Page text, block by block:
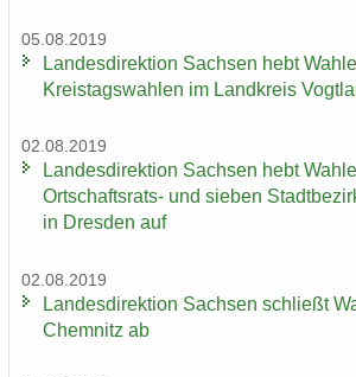
05.08.2019
Lan­des­di­rek­ti­on Sach­sen hebt
Kreis­tags­wah­len im Land­kreis
02.08.2019
Lan­des­di­rek­ti­on Sach­sen hebt
Ortschaftsrats-​ und sie­ben
in Dres­den auf
02.08.2019
Lan­des­di­rek­ti­on Sach­sen schließt
Chem­nitz ab